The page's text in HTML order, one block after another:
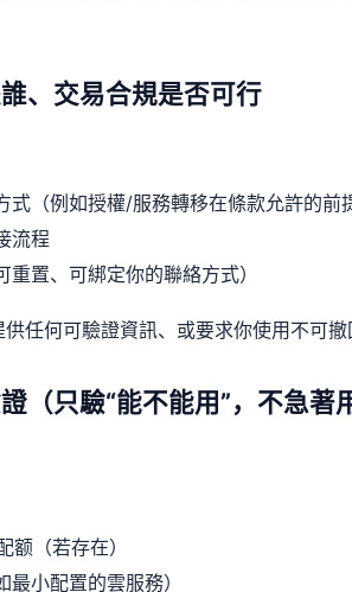
、交易合規是否可行
（例如授權/服務轉移在條款允許的前
流程
置、可綁定你的聯絡方式）
任何可驗證資訊、或要求你使用不可
（只驗“能不能用”，不急著
（若存在）
小配置的雲服務）